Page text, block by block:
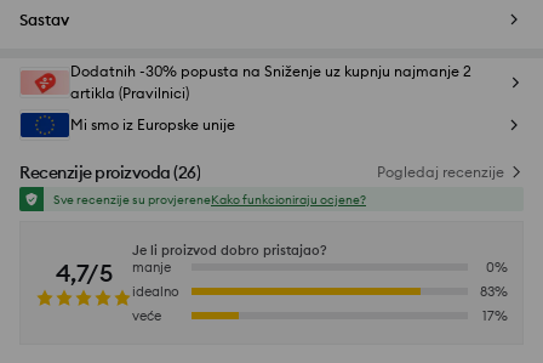
Sastav
Dodatnih -30% popusta na Sniženje uz kupnju najmanje 2
artikla (Pravilnici)
Mi smo iz Europske unije
Recenzije proizvoda(26) Pogledaj recenzije
Sve recenzije su provjereneKako funkcioniraju ocjene?
4,7/5
Je li proizvod dobro pristajao?
manje
0%
idealno
83%
veće
17%